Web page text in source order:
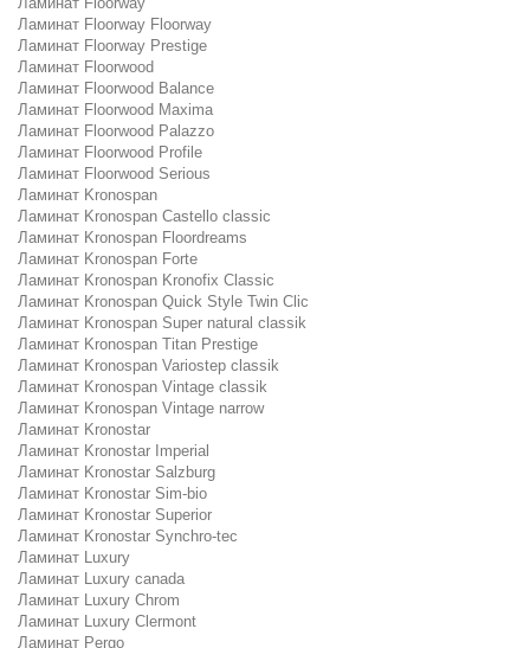
Ламинат Floorway Floorway
Ламинат Floorway Prestige
Ламинат Floorwood
Ламинат Floorwood Balance
Ламинат Floorwood Maxima
Ламинат Floorwood Palazzo
Ламинат Floorwood Profile
Ламинат Floorwood Serious
Ламинат Kronospan
Ламинат Kronospan Castello classic
Ламинат Kronospan Floordreams
Ламинат Kronospan Forte
Ламинат Kronospan Kronofix Classic
Ламинат Kronospan Quick Style Twin Clic
Ламинат Kronospan Super natural classik
Ламинат Kronospan Titan Prestige
Ламинат Kronospan Variostep classik
Ламинат Kronospan Vintage classik
Ламинат Kronospan Vintage narrow
Ламинат Kronostar
Ламинат Kronostar Imperial
Ламинат Kronostar Salzburg
Ламинат Kronostar Sim-bio
Ламинат Kronostar Superior
Ламинат Kronostar Synchro-tec
Ламинат Luxury
Ламинат Luxury canada
Ламинат Luxury Chrom
Ламинат Luxury Clermont
Ламинат Pergo